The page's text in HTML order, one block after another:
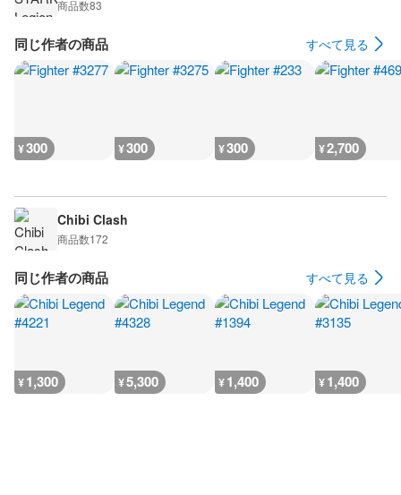
商品数83
同じ作者の商品 すべて見る
¥300 ¥300 ¥300 ¥2,700
Chibi Clash
商品数172
同じ作者の商品 すべて見る
¥1,300 ¥5,300 ¥1,400 ¥1,400